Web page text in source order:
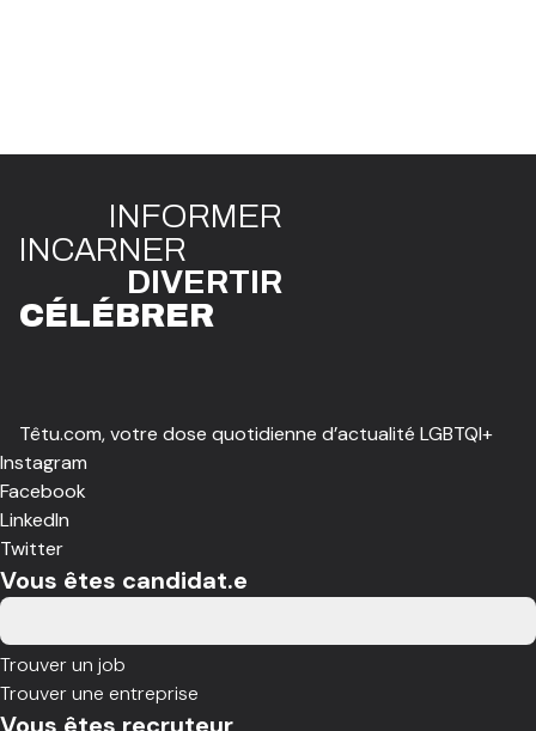
INFORMER
INCARNER
DIVERTIR
CÉLÉBRER
Têtu.com, votre dose quotidienne d’actualité LGBTQI+
Instagram
Facebook
LinkedIn
Twitter
Vous êtes candidat.e
Trouver un job
Trouver une entreprise